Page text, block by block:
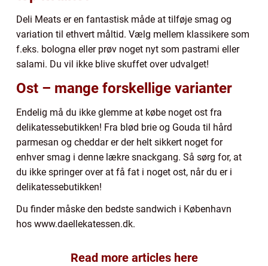
Deli Meats er en fantastisk måde at tilføje smag og
variation til ethvert måltid. Vælg mellem klassikere som
f.eks. bologna eller prøv noget nyt som pastrami eller
salami. Du vil ikke blive skuffet over udvalget!
Ost – mange forskellige varianter
Endelig må du ikke glemme at købe noget ost fra
delikatessebutikken! Fra blød brie og Gouda til hård
parmesan og cheddar er der helt sikkert noget for
enhver smag i denne lækre snackgang. Så sørg for, at
du ikke springer over at få fat i noget ost, når du er i
delikatessebutikken!
Du finder måske den bedste sandwich i København
hos www.daellekatessen.dk.
Read more articles here